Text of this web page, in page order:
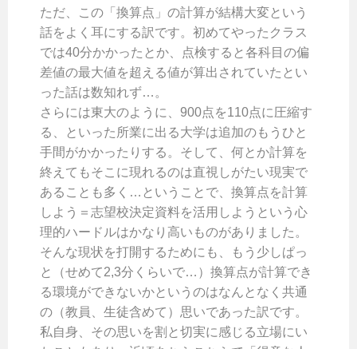
ただ、この「換算点」の計算が結構大変という
話をよく耳にする訳です。初めてやったクラス
では40分かかったとか、点検すると各科目の偏
差値の最大値を超える値が算出されていたとい
った話は数知れず…。
さらには東大のように、900点を110点に圧縮す
る、といった所業に出る大学は追加のもうひと
手間がかかったりする。そして、何とか計算を
終えてもそこに現れるのは直視しがたい現実で
あることも多く…ということで、換算点を計算
しよう＝志望校決定資料を活用しようという心
理的ハードルはかなり高いものがありました。
そんな現状を打開するためにも、もう少しぱっ
と（せめて2,3分くらいで…）換算点が計算でき
る環境ができないかというのはなんとなく共通
の（教員、生徒含めて）思いであった訳です。
私自身、その思いを割と切実に感じる立場にい